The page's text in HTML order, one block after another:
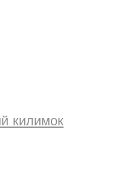
килимок